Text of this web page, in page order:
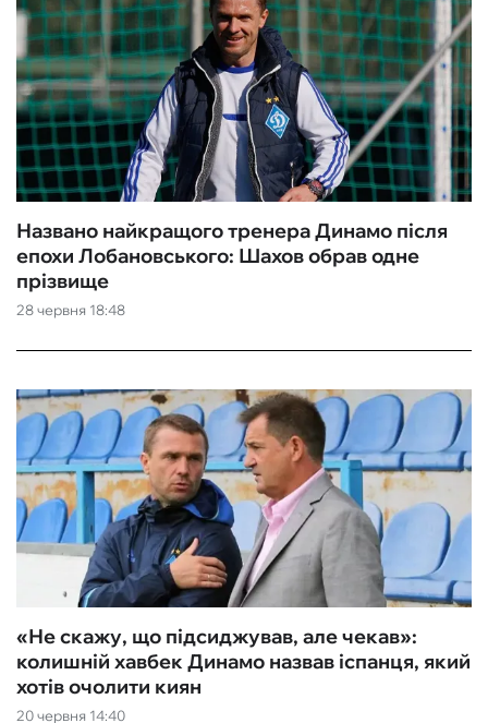
28 червня 18:48
Названо найкращого тренера Динамо після
епохи Лобановського: Шахов обрав одне
прізвище
20 червня 14:40
«‎Не скажу, що підсиджував, але чекав»:
колишній хавбек Динамо назвав іспанця, який
хотів очолити киян